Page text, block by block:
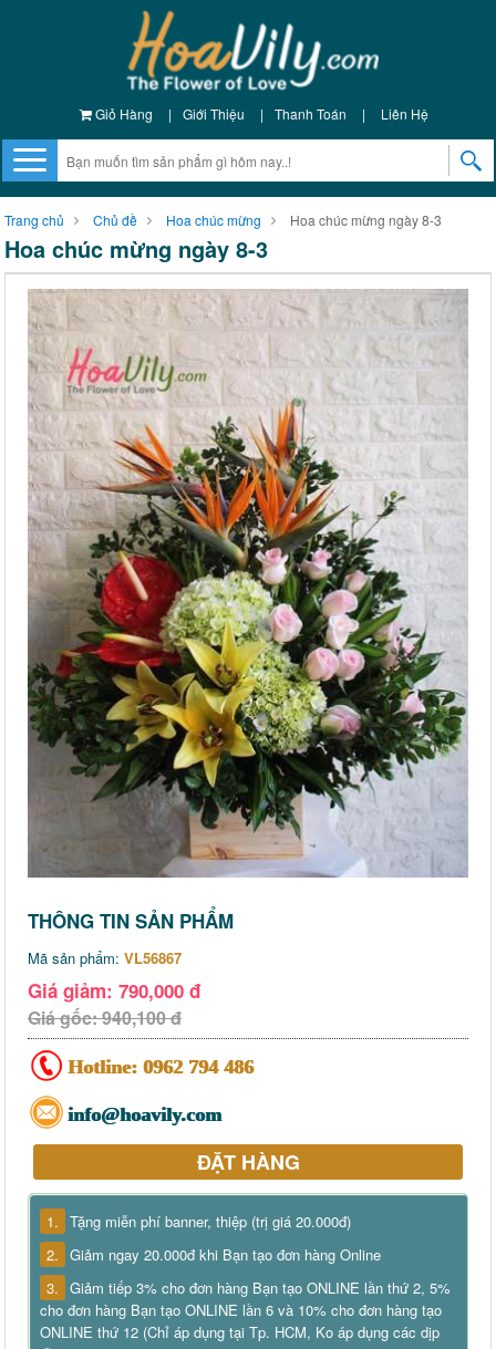
Giỏ Hàng | Giới Thiệu | Thanh Toán | Liên Hệ
Trang chủ Chủ đề Hoa chúc mừng Hoa chúc mừng ngày 8-3
Hoa chúc mừng ngày 8-3
THÔNG TIN SẢN PHẨM
Mã sản phẩm: VL56867
Giá giảm: 790,000 đ
Giá gốc: 940,100 đ
Hotline: 0962 794 486
info@hoavily.com
ĐẶT HÀNG
1. Tặng miễn phí banner, thiệp (trị giá 20.000đ)
2. Giảm ngay 20.000đ khi Bạn tạo đơn hàng Online
3. Giảm tiếp 3% cho đơn hàng Bạn tạo ONLINE lần thứ 2, 5%
cho đơn hàng Bạn tạo ONLINE lần 6 và 10% cho đơn hàng tạo
ONLINE thứ 12 (Chỉ áp dụng tại Tp. HCM, Ko áp dụng các dịp